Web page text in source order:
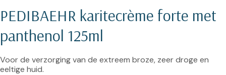
PEDIBAEHR karitecrème forte met
panthenol 125ml
Voor de verzorging van de extreem broze, zeer droge en
eeltige huid.